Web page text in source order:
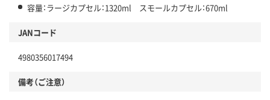
容量：ラージカプセル：1320ml スモールカプセル：670ml
JANコード
4980356017494
備考（ご注意）